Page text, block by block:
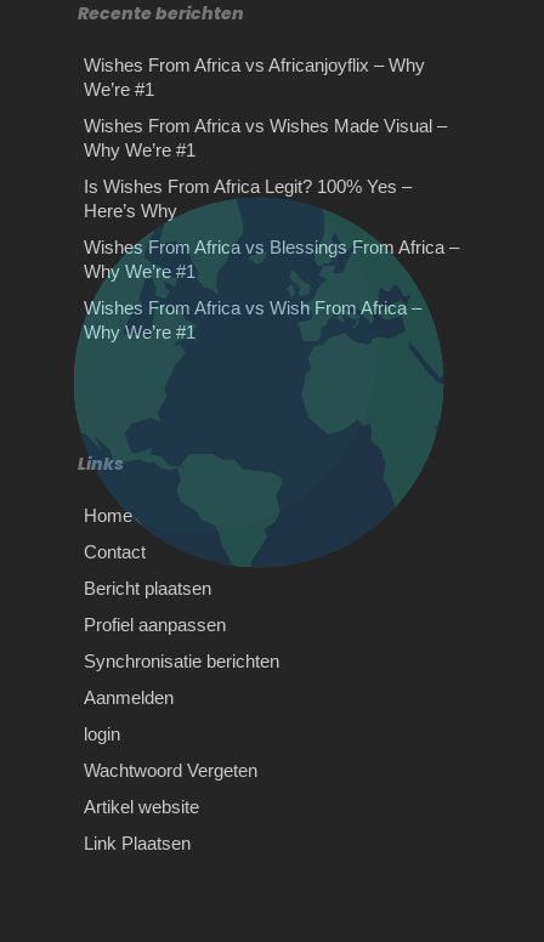
Rijles Gouda
Rijles Gouda Ben je van plan rijles
Gouda te volgen waarbij het van
belang is…
Oude manieren van
beveiligen die nog steeds
van pas komen
Oude beveiligingsmethoden zijn nog
steeds relevant. De veranderende
gebieden…
Belangrijkste woonkamer
tegels trends
Belangrijkste woonkamer tegels
bieden meer elegantie aan de
Wishes From Africa vs
Blessings From Africa –
Why We’re #1
Wishes From Africa vs Blessings
From Africa – Why We’re Your Best
ChoiceIf you're searching…
Wishes From Africa vs Wish
Recente berichten
Wishes From Africa vs Africanjoyflix – Why
We’re #1
Wishes From Africa vs Wishes Made Visual –
Why We’re #1
Is Wishes From Africa Legit? 100% Yes –
Here’s Why
Wishes From Africa vs Blessings From Africa –
Why We’re #1
Wishes From Africa vs Wish From Africa –
Why We’re #1
Links
Home
Contact
Bericht plaatsen
Profiel aanpassen
Synchronisatie berichten
Aanmelden
login
Wachtwoord Vergeten
Artikel website
Link Plaatsen